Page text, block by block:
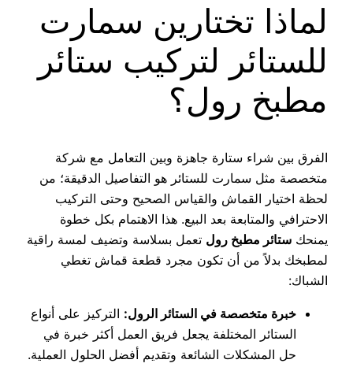
لماذا تختارين سمارت
للستائر لتركيب ستائر
مطبخ رول؟
الفرق بين شراء ستارة جاهزة وبين التعامل مع شركة
متخصصة مثل سمارت للستائر هو التفاصيل الدقيقة؛ من
لحظة اختيار القماش والقياس الصحيح وحتى التركيب
الاحترافي والمتابعة بعد البيع. هذا الاهتمام بكل خطوة
يمنحك ستائر مطبخ رول تعمل بسلاسة وتضيف لمسة راقية
لمطبخك بدلاً من أن تكون مجرد قطعة قماش تغطي
الشباك:
خبرة متخصصة في الستائر الرول: التركيز على أنواع
الستائر المختلفة يجعل فريق العمل أكثر خبرة في
حل المشكلات الشائعة وتقديم أفضل الحلول العملية.